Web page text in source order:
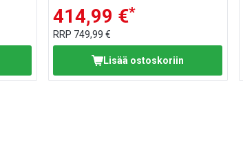
414,99 €*
RRP 749,99 €
Lisää ostoskoriin